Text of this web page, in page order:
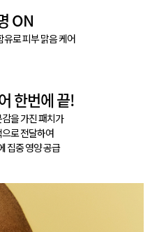
ON
로 피부 맑음 케어
한번에 끝!
을 가진 패치가
로 전달하여
집중 영양 공급